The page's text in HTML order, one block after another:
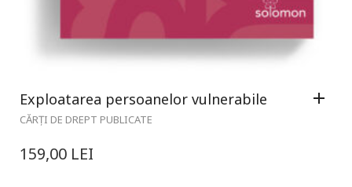
Exploatarea persoanelor vulnerabile
CĂRȚI DE DREPT PUBLICATE
159,00 LEI